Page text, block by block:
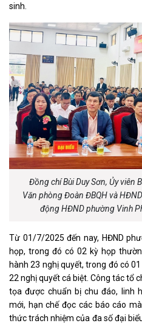
sinh.
Đồng chí Bùi Duy Sơn, Ủy viên
Văn phòng Đoàn ĐBQH và
động HĐND phường Vinh
Từ 01/7/2025 đến nay, HĐND
họp, trong đó có 02 kỳ họp
hành 23 nghị quyết, trong đó có
22 nghị quyết cá biệt. Công tác tổ
tọa được chuẩn bị chu đáo, linh
mới, hạn chế đọc các báo cáo
thức trách nhiệm của đa số đại